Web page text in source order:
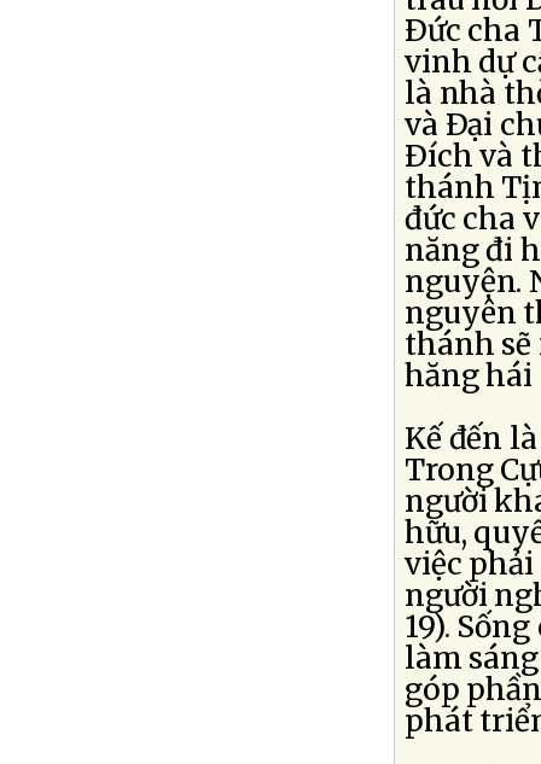
Ðức cha
vinh dự
là nhà
và Ðại
Ðích và
thánh
đức cha
năng đi
nguyện.
nguyên
thánh
hăng
Kế đến
Trong
người
hữu,
việc
người
19).
làm
góp
phát